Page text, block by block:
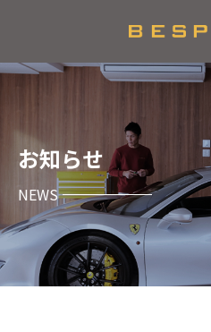
お知らせ
NEWS